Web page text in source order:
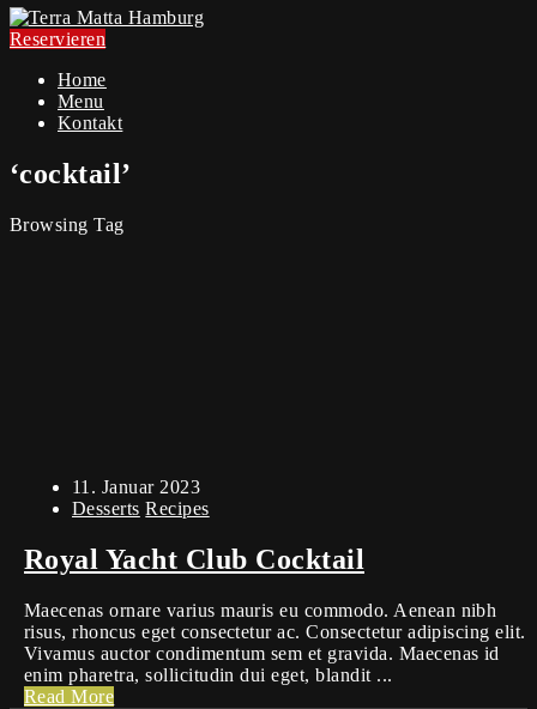
Reservieren
Home
Menu
Kontakt
‘cocktail’
Browsing Tag
11. Januar 2023
Desserts Recipes
Royal Yacht Club Cocktail
Maecenas ornare varius mauris eu commodo. Aenean nibh
risus, rhoncus eget consectetur ac. Consectetur adipiscing elit.
Vivamus auctor condimentum sem et gravida. Maecenas id
enim pharetra, sollicitudin dui eget, blandit ...
Read More